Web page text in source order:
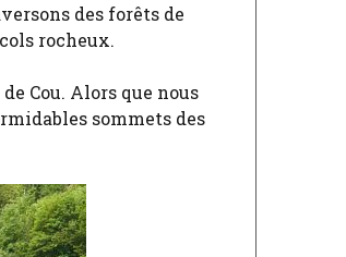
des forêts de
rocheux.
Cou. Alors que nous
sommets des